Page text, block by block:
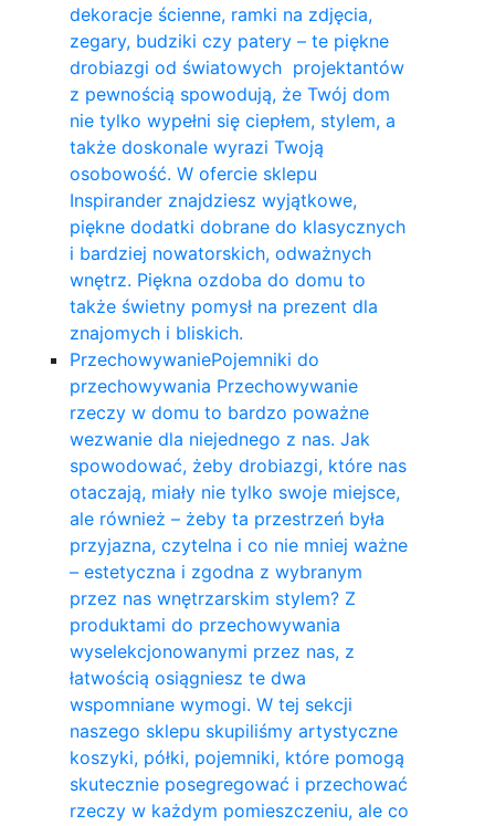
dekoracje ścienne, ramki na zdjęcia,
zegary, budziki czy patery – te piękne
drobiazgi od światowych projektantów
z pewnością spowodują, że Twój dom
nie tylko wypełni się ciepłem, stylem, a
także doskonale wyrazi Twoją
osobowość. W ofercie sklepu
Inspirander znajdziesz wyjątkowe,
piękne dodatki dobrane do klasycznych
i bardziej nowatorskich, odważnych
wnętrz. Piękna ozdoba do domu to
także świetny pomysł na prezent dla
znajomych i bliskich.
PrzechowywaniePojemniki do
przechowywania Przechowywanie
rzeczy w domu to bardzo poważne
wezwanie dla niejednego z nas. Jak
spowodować, żeby drobiazgi, które nas
otaczają, miały nie tylko swoje miejsce,
ale również – żeby ta przestrzeń była
przyjazna, czytelna i co nie mniej ważne
– estetyczna i zgodna z wybranym
przez nas wnętrzarskim stylem? Z
produktami do przechowywania
wyselekcjonowanymi przez nas, z
łatwością osiągniesz te dwa
wspomniane wymogi. W tej sekcji
naszego sklepu skupiliśmy artystyczne
koszyki, półki, pojemniki, które pomogą
skutecznie posegregować i przechować
rzeczy w każdym pomieszczeniu, ale co